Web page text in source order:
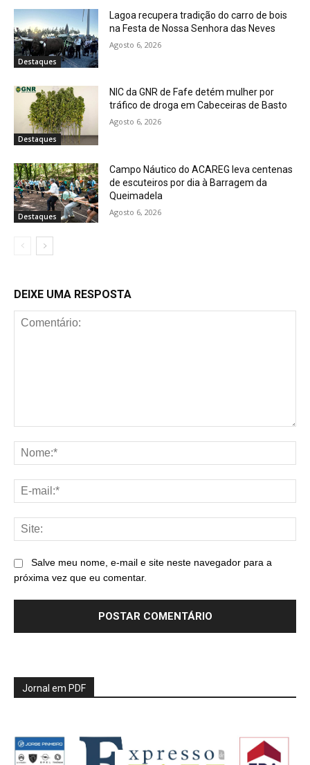
Destaques
Lagoa recupera tradição do carro de bois
na Festa de Nossa Senhora das Neves
Agosto 6, 2026
Destaques
NIC da GNR de Fafe detém mulher por
tráfico de droga em Cabeceiras de Basto
Agosto 6, 2026
Destaques
Campo Náutico do ACAREG leva centenas
de escuteiros por dia à Barragem da
Queimadela
Agosto 6, 2026
DEIXE UMA RESPOSTA
Salve meu nome, e-mail e site neste navegador para a
próxima vez que eu comentar.
Jornal em PDF